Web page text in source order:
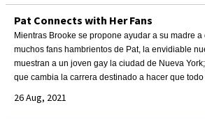
Pat Connects with Her Fans
Mientras Brooke se propone ayudar a su madre
muchos fans hambrientos de Pat, la envidiable
muestran a un joven gay la ciudad de Nueva
que cambia la carrera destinado a hacer que
26 Aug, 2021